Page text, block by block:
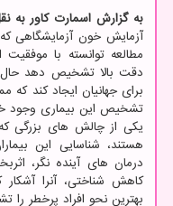
به گزارش اسمارت کاور به
آزمایش خون آزمایشگاهی
مطالعه توانسته با موفقیت
دقت بالا تشخیص دهد حال
برای جهانیان ایجاد کند
تشخیص این بیماری وجود
یکی از چالش های بزرگی که
هستند، شناسایی این
درمان های آینده نگر،
کاهش شناختی، آنرا آشکار
بهترین نحو افراد پرخطر